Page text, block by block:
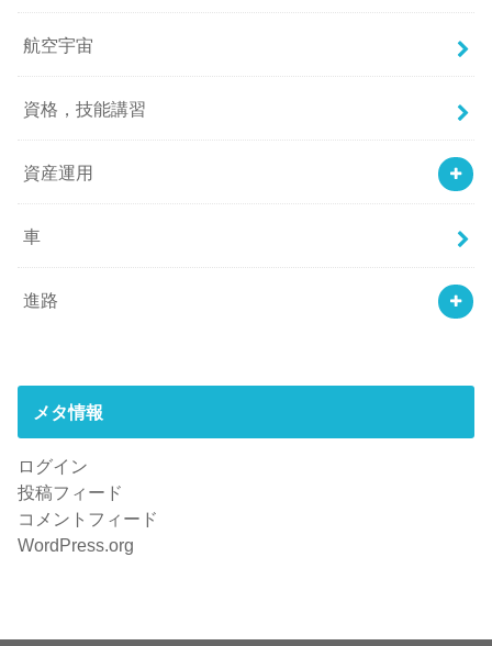
航空宇宙
資格，技能講習
資産運用
車
進路
メタ情報
ログイン
投稿フィード
コメントフィード
WordPress.org